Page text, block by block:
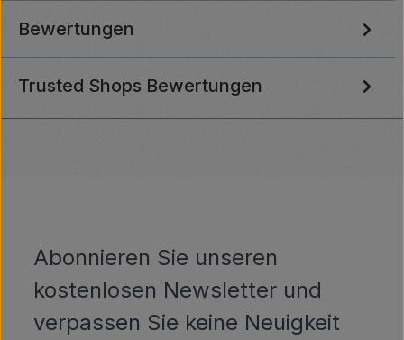
Bewertungen
Trusted Shops Bewertungen
Abonnieren Sie unseren
kostenlosen Newsletter und
verpassen Sie keine Neuigkeit